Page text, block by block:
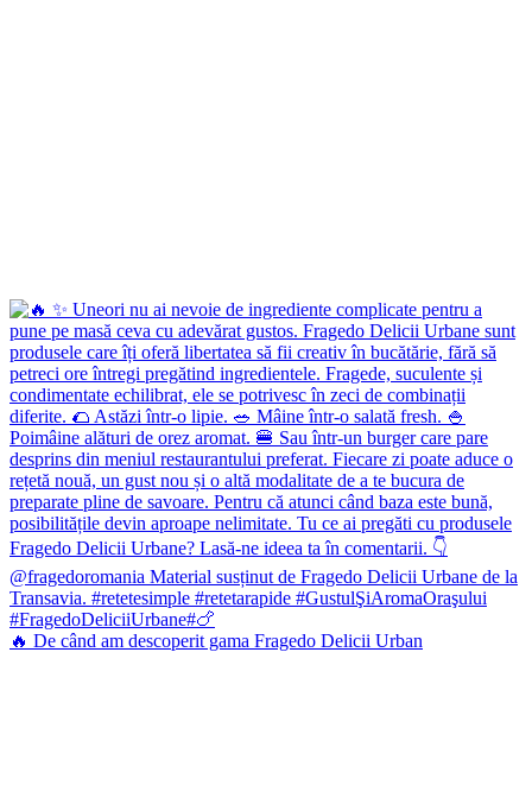
🔥 De când am descoperit gama Fragedo Delicii Urban